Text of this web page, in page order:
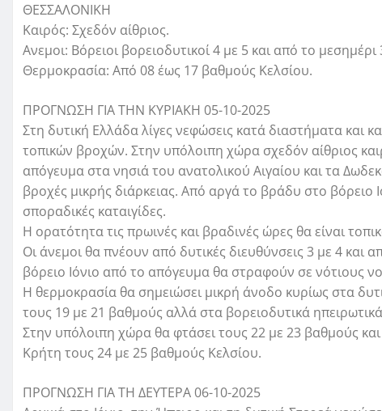
ΘΕΣΣΑΛΟΝΙΚΗ
Καιρός: Σχεδόν αίθριος.
Ανεμοι: Βόρειοι βορειοδυτικοί 4 με 5 και από το
Θερμοκρασία: Από 08 έως 17 βαθμούς Κελσίου.
ΠΡΟΓΝΩΣΗ ΓΙΑ ΤΗΝ ΚΥΡΙΑΚΗ 05-10-2025
Στη δυτική Ελλάδα λίγες νεφώσεις κατά διαστήματα και
τοπικών βροχών. Στην υπόλοιπη χώρα σχεδόν αίθριος
απόγευμα στα νησιά του ανατολικού Αιγαίου και τα
βροχές μικρής διάρκειας. Από αργά το βράδυ στο
σποραδικές καταιγίδες.
Η ορατότητα τις πρωινές και βραδινές ώρες θα είναι
Οι άνεμοι θα πνέουν από δυτικές διευθύνσεις 3 με 4
βόρειο Ιόνιο από το απόγευμα θα στραφούν σε νότιους
Η θερμοκρασία θα σημειώσει μικρή άνοδο κυρίως στα
τους 19 με 21 βαθμούς αλλά στα βορειοδυτικά
Στην υπόλοιπη χώρα θα φτάσει τους 22 με 23 βαθμούς
Κρήτη τους 24 με 25 βαθμούς Κελσίου.
ΠΡΟΓΝΩΣΗ ΓΙΑ ΤΗ ΔΕΥΤΕΡΑ 06-10-2025